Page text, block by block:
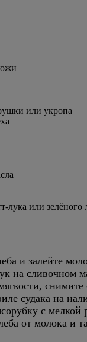
или укропа
лука или зелёного
и залейте
на сливочном
снимите
судака на
с мелкой
от молока и